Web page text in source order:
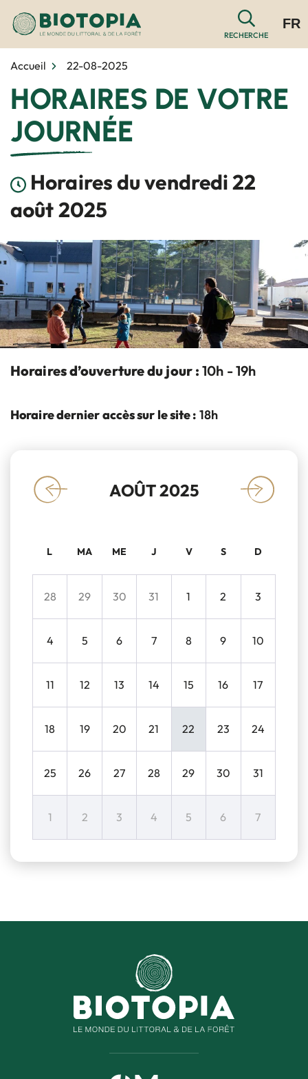
RECHERCHE
FR
Accueil 22-08-2025
HORAIRES DE VOTRE
JOURNÉE
Horaires du vendredi 22
août 2025
Horaires d’ouverture du jour : 10h - 19h
Horaire dernier accès sur le site : 18h
« AOÛT 2025 »
L MA ME J V S D
28 29 30 31 1 2 3
4 5 6 7 8 9 10
11 12 13 14 15 16 17
18 19 20 21 22 23 24
25 26 27 28 29 30 31
1 2 3 4 5 6 7